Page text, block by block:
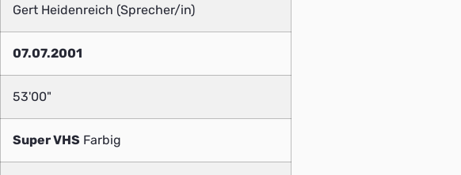
Gert Heidenreich (Sprecher/in)
07.07.2001
53'00"
Super VHS Farbig